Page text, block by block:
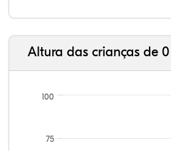
Altura das crianças de
100
75